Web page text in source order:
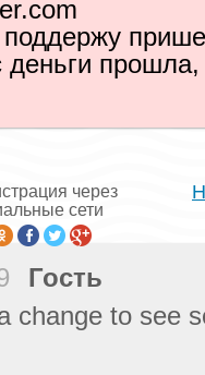
деньги прошла,
через
сети
Гость
change to see